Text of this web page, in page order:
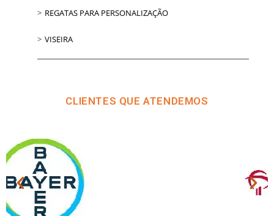
REGATAS PARA PERSONALIZAÇÃO
VISEIRA
CLIENTES QUE ATENDEMOS